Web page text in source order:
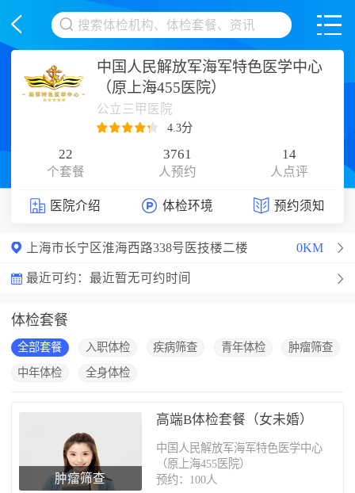
<
中国人民解放军海军特色医学中心
（原上海455医院）
公立三甲医院
4.3分
22
个套餐
3761
人预约
14
人点评
医院介绍 体检环境 预约须知
上海市长宁区淮海西路338号医技楼二楼 0KM
最近可约：最近暂无可约时间
体检套餐
全部套餐 入职体检 疾病筛查 青年体检 肿瘤筛查
中年体检 全身体检
肿瘤筛查
高端B体检套餐（女未婚）
中国人民解放军海军特色医学中心
（原上海455医院）
预约：100人